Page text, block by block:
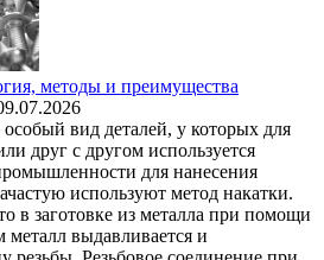
методы и преимущества
вид деталей, у которых для
друг с другом используется
для нанесения
используют метод накатки.
в заготовке из металла при помощи
металл выдавливается и